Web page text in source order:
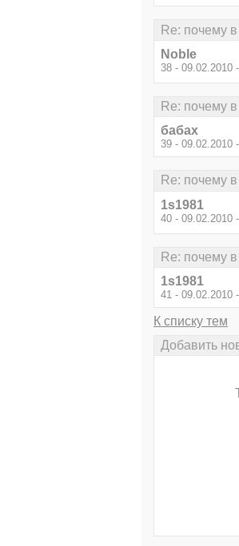
Re: почему
Noble
38 - 09.02.2010
Re: почему
бабах
39 - 09.02.2010
Re: почему
1s1981
40 - 09.02.2010
Re: почему
1s1981
41 - 09.02.2010
К списку тем
Добавить